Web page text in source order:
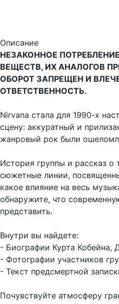
Описание
НЕЗАКОННОЕ
ВЕЩЕСТВ, ИХ АНАЛОГОВ
ОБОРОТ ЗАПРЕЩЕН И
ОТВЕТСТВЕННОСТЬ.
Nirvana стала для 1990-х
сцену: аккуратный и
жанровый рок были
История группы и рассказ
сюжетные линии,
какое влияние на весь
обнаружите, что
представить.
Внутри вы найдете:
- Биографии Курта Кобейна,
- Фотографии участников
- Текст предсмертной
Почувствуйте атмосферу